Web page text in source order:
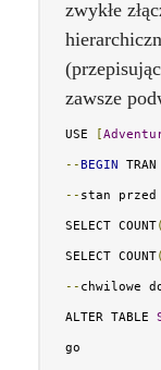
zwykłe
zawsze
USE [
--BEGIN TRAN
-- stan przed
SELECT COUNT
SELECT COUNT
-- chwilowe
ALTER TABLE
go